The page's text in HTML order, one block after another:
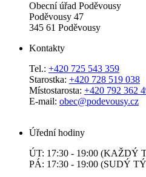
Obecní úřad Poděvousy
Poděvousy 47
345 61 Poděvousy
Kontakty
Tel.: +420 725 543 359
Starostka: +420 728 519 038
Místostarosta: +420 792 362
E-mail: obec@podevousy.cz
Úřední hodiny
ÚT: 17:30 - 19:00 (KAŽDÝ
PÁ: 17:30 - 19:00 (SUDÝ